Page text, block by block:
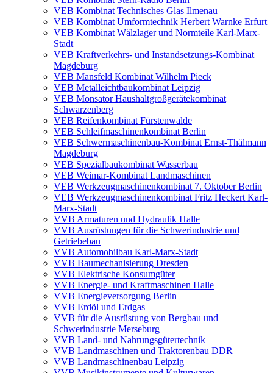
VEB Kombinat Technisches Glas Ilmenau
VEB Kombinat Umformtechnik Herbert Warnke Erfurt
VEB Kombinat Wälzlager und Normteile Karl-Marx-
Stadt
VEB Kraftverkehrs- und Instandsetzungs-Kombinat
Magdeburg
VEB Mansfeld Kombinat Wilhelm Pieck
VEB Metalleichtbaukombinat Leipzig
VEB Monsator Haushaltgroßgerätekombinat
Schwarzenberg
VEB Reifenkombinat Fürstenwalde
VEB Schleifmaschinenkombinat Berlin
VEB Schwermaschinenbau-Kombinat Ernst-Thälmann
Magdeburg
VEB Spezialbaukombinat Wasserbau
VEB Weimar-Kombinat Landmaschinen
VEB Werkzeugmaschinenkombinat 7. Oktober Berlin
VEB Werkzeugmaschinenkombinat Fritz Heckert Karl-
Marx-Stadt
VVB Armaturen und Hydraulik Halle
VVB Ausrüstungen für die Schwerindustrie und
Getriebebau
VVB Automobilbau Karl-Marx-Stadt
VVB Baumechanisierung Dresden
VVB Elektrische Konsumgüter
VVB Energie- und Kraftmaschinen Halle
VVB Energieversorgung Berlin
VVB Erdöl und Erdgas
VVB für die Ausrüstung von Bergbau und
Schwerindustrie Merseburg
VVB Land- und Nahrungsgütertechnik
VVB Landmaschinen und Traktorenbau DDR
VVB Landmaschinenbau Leipzig